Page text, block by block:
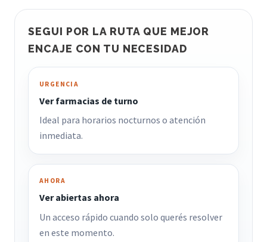
SEGUI POR LA RUTA QUE MEJOR
ENCAJE CON TU NECESIDAD
URGENCIA
Ver farmacias de turno
Ideal para horarios nocturnos o atención
inmediata.
AHORA
Ver abiertas ahora
Un acceso rápido cuando solo querés resolver
en este momento.